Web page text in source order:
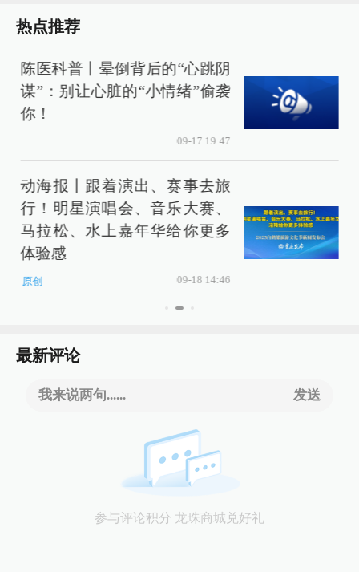
热点推荐
陈医科普丨晕倒背后的“心跳阴
谋”：别让心脏的“小情绪”偷袭
你！
09-17 19:47
动海报丨跟着演出、赛事去旅
行！明星演唱会、音乐大赛、
马拉松、水上嘉年华给你更多
体验感
原创 09-18 14:46
最新评论
我来说两句...... 发送
参与评论积分 龙珠商城兑好礼